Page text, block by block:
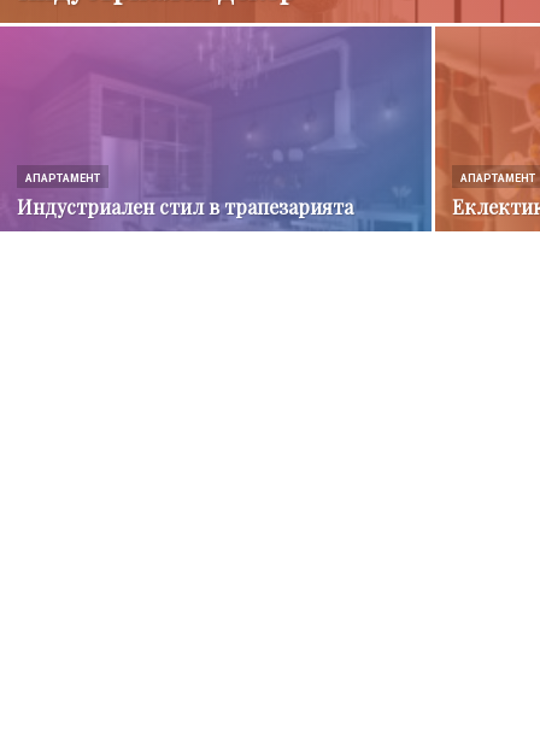
АПАРТАМЕНТ
Индустриален стил в трапезарията
АПАРТАМЕНТ